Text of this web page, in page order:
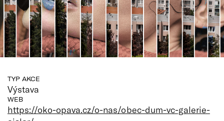
TYP AKCE
Výstava
WEB
https://oko-opava.cz/o-nas/obec-dum-vc-galerie-